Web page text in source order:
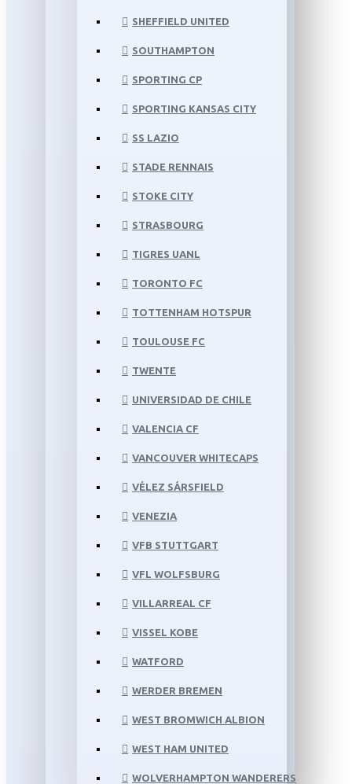
SHEFFIELD UNITED
SOUTHAMPTON
SPORTING CP
SPORTING KANSAS CITY
SS LAZIO
STADE RENNAIS
STOKE CITY
STRASBOURG
TIGRES UANL
TORONTO FC
TOTTENHAM HOTSPUR
TOULOUSE FC
TWENTE
UNIVERSIDAD DE CHILE
VALENCIA CF
VANCOUVER WHITECAPS
VÉLEZ SÁRSFIELD
VENEZIA
VFB STUTTGART
VFL WOLFSBURG
VILLARREAL CF
VISSEL KOBE
WATFORD
WERDER BREMEN
WEST BROMWICH ALBION
WEST HAM UNITED
WOLVERHAMPTON WANDERERS